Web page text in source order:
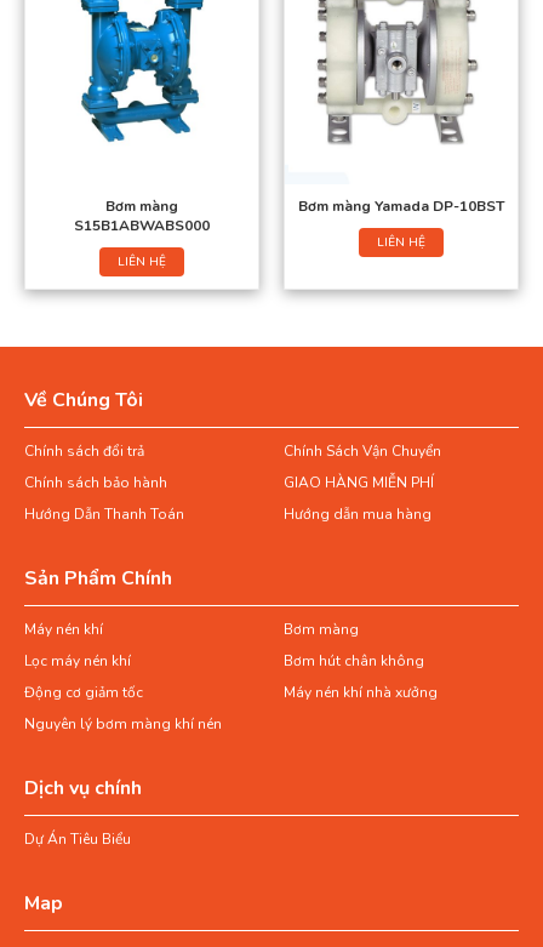
Bơm màng
S15B1ABWABS000
LIÊN HỆ
Bơm màng Yamada DP-10BST
LIÊN HỆ
Về Chúng Tôi
Chính sách đổi trả
Chính Sách Vận Chuyển
Chính sách bảo hành
GIAO HÀNG MIỄN PHÍ
Hướng Dẫn Thanh Toán
Hướng dẫn mua hàng
Sản Phẩm Chính
Máy nén khí
Bơm màng
Lọc máy nén khí
Bơm hút chân không
Động cơ giảm tốc
Máy nén khí nhà xưởng
Nguyên lý bơm màng khí nén
Dịch vụ chính
Dự Án Tiêu Biểu
Map